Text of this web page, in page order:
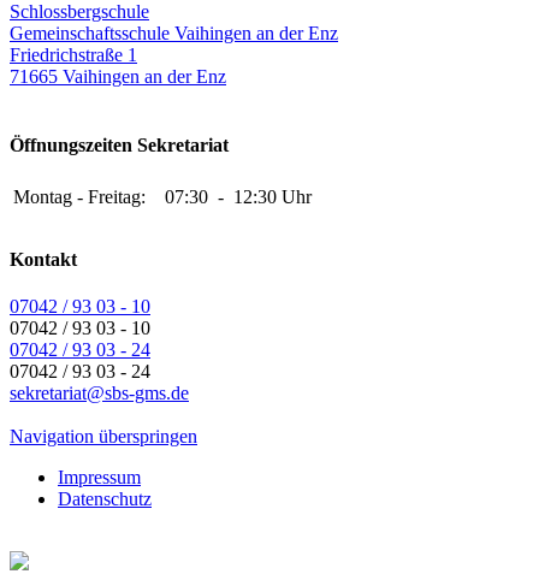
Schlossbergschule
Gemeinschaftsschule Vaihingen an der Enz
Friedrichstraße 1
71665 Vaihingen an der Enz
Öffnungszeiten Sekretariat
Montag - Freitag: 07:30 - 12:30 Uhr
Kontakt
07042 / 93 03 - 10
07042 / 93 03 - 10
07042 / 93 03 - 24
07042 / 93 03 - 24
sekretariat@sbs-gms.de
Navigation überspringen
Impressum
Datenschutz